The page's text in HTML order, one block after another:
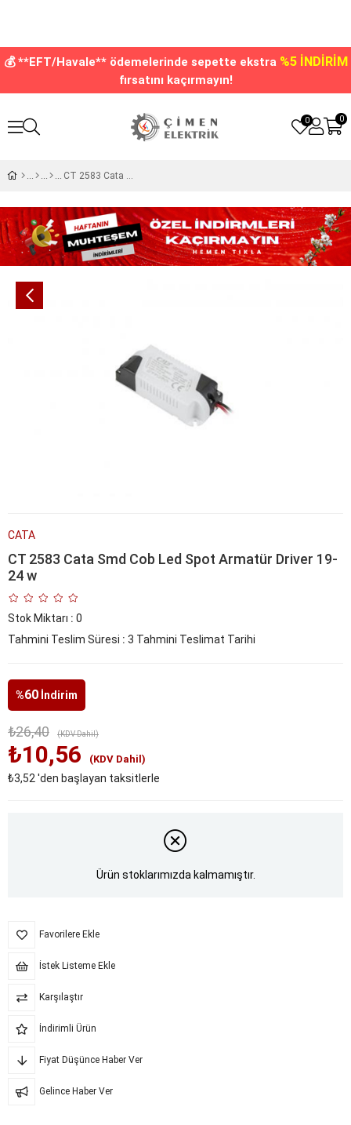
💰 **EFT/Havale** ödemelerinde sepette ekstra %5 İNDİRİM
fırsatını kaçırmayın!
0
0
CT 2583 Cata Smd Cob Led Spot Armatür Driver 19-24 w
CATA
CT 2583 Cata Smd Cob Led Spot Armatür Driver 19-
24 w
Stok Miktarı : 0
Tahmini Teslim Süresi : 3 Tahmini Teslimat Tarihi
%60 İndirim
₺26,40 (KDV Dahil)
₺10,56 (KDV Dahil)
₺3,52 'den başlayan taksitlerle
Ürün stoklarımızda kalmamıştır.
Favorilere Ekle
İstek Listeme Ekle
Karşılaştır
İndirimli Ürün
Fiyat Düşünce Haber Ver
Gelince Haber Ver